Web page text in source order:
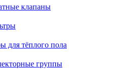
клапаны
для тёплого пола
группы